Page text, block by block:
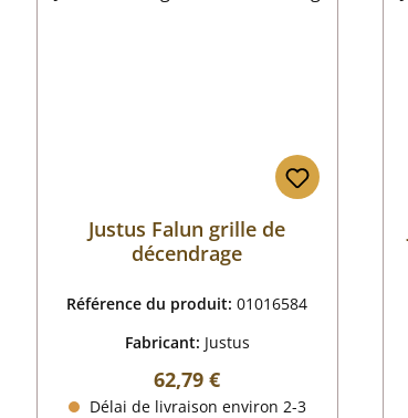
Justus Falun grille de
décendrage
Référence du produit:01016584
Fabricant: Justus
Prix régulier :
62,79 €
Délai de livraison environ 2-3